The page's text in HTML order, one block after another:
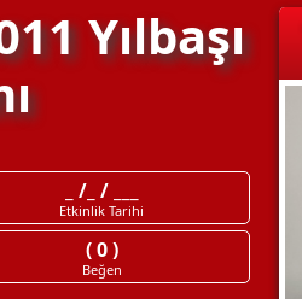
Yılbaşı
_ /_ / ___
Etkinlik Tarihi
( 0 )
Beğen